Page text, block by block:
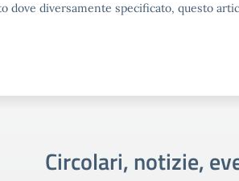
dove diversamente specificato, questo
Circolari, notizie,